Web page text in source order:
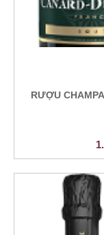
RƯỢU